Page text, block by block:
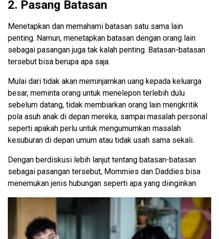
2. Pasang Batasan
Menetapkan dan memahami batasan satu sama lain
penting. Namun, menetapkan batasan dengan orang lain
sebagai pasangan juga tak kalah penting. Batasan-batasan
tersebut bisa berupa apa saja.
Mulai dari tidak akan meminjamkan uang kepada keluarga
besar, meminta orang untuk menelepon terlebih dulu
sebelum datang, tidak membiarkan orang lain mengkritik
pola asuh anak di depan mereka, sampai masalah personal
seperti apakah perlu untuk mengumumkan masalah
kesuburan di depan umum atau tidak usah sama sekali.
Dengan berdiskusi lebih lanjut tentang batasan-batasan
sebagai pasangan tersebut, Mommies dan Daddies bisa
menemukan jenis hubungan seperti apa yang diinginkan.